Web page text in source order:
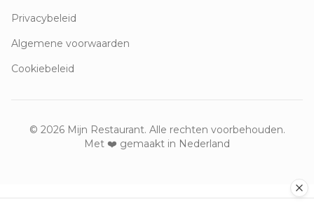
Privacybeleid
Algemene voorwaarden
Cookiebeleid
© 2026Mijn Restaurant. Alle rechten voorbehouden.
Met ❤️ gemaakt in Nederland